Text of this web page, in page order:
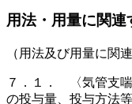
用法・用量に関連
（用法及び用量に関
７．１． 〈気管支
の投与量、投与方法